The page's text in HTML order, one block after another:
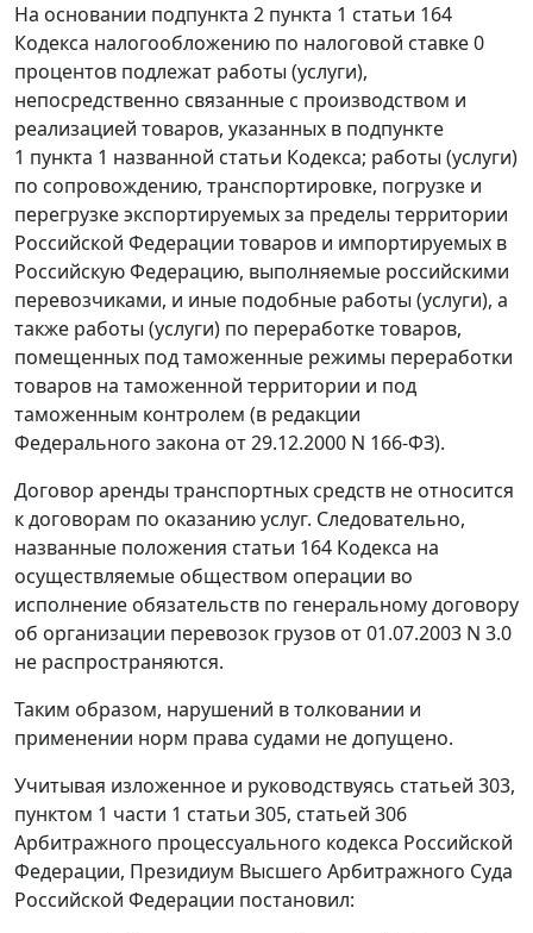
На основании подпункта 2 пункта 1 статьи 164
Кодекса налогообложению по налоговой ставке 0
процентов подлежат работы (услуги),
непосредственно связанные с производством и
реализацией товаров, указанных в подпункте
1 пункта 1 названной статьи Кодекса; работы (услуги)
по сопровождению, транспортировке, погрузке и
перегрузке экспортируемых за пределы территории
Российской Федерации товаров и импортируемых в
Российскую Федерацию, выполняемые российскими
перевозчиками, и иные подобные работы (услуги), а
также работы (услуги) по переработке товаров,
помещенных под таможенные режимы переработки
товаров на таможенной территории и под
таможенным контролем (в редакции
Федерального закона от 29.12.2000 N 166-ФЗ).
Договор аренды транспортных средств не относится
к договорам по оказанию услуг. Следовательно,
названные положения статьи 164 Кодекса на
осуществляемые обществом операции во
исполнение обязательств по генеральному договору
об организации перевозок грузов от 01.07.2003 N 3.0
не распространяются.
Таким образом, нарушений в толковании и
применении норм права судами не допущено.
Учитывая изложенное и руководствуясь статьей 303,
пунктом 1 части 1 статьи 305, статьей 306
Арбитражного процессуального кодекса Российской
Федерации, Президиум Высшего Арбитражного Суда
Российской Федерации постановил: